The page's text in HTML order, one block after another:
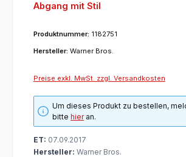
Abgang mit Stil
Produktnummer: 1182751
Hersteller: Warner Bros.
Preise exkl. MwSt. zzgl. Versandkosten
Um dieses Produkt zu bestellen,
bittehieran.
ET: 07.09.2017
Hersteller: Warner Bros.